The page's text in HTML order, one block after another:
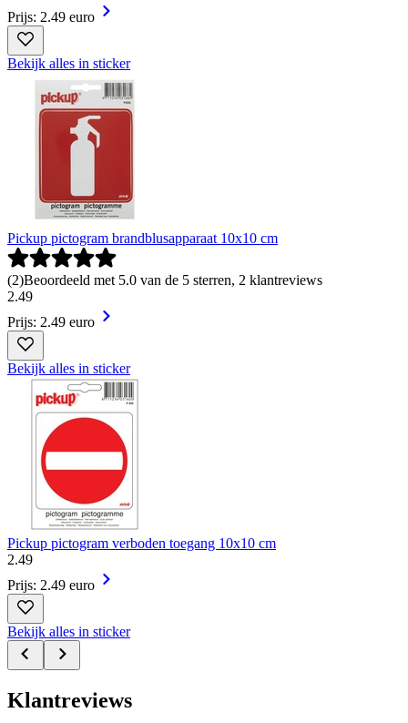
Prijs: 2.49 euro
Bekijk alles in sticker
Pickup pictogram brandblusapparaat 10x10 cm
(2)Beoordeeld met 5.0 van de 5 sterren, 2 klantreviews
2.49
Prijs: 2.49 euro
Bekijk alles in sticker
Pickup pictogram verboden toegang 10x10 cm
2.49
Prijs: 2.49 euro
Bekijk alles in sticker
Klantreviews